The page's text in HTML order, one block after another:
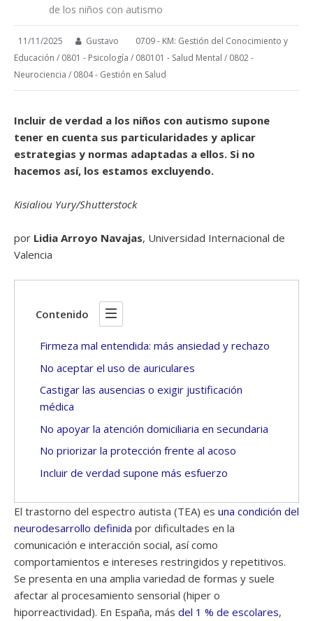
de los niños con autismo
11/11/2025 Gustavo
0709 - KM: Gestión del Conocimiento y
Educación / 0801 - Psicología / 080101 - Salud Mental / 0802 -
Neurociencia / 0804 - Gestión en Salud
Incluir de verdad a los niños con autismo supone
tener en cuenta sus particularidades y aplicar
estrategias y normas adaptadas a ellos. Si no
hacemos así, los estamos excluyendo.
Kisialiou Yury/Shutterstock
por Lidia Arroyo Navajas, Universidad Internacional de
Valencia
Contenido
Firmeza mal entendida: más ansiedad y rechazo
No aceptar el uso de auriculares
Castigar las ausencias o exigir justificación
médica
No apoyar la atención domiciliaria en secundaria
No priorizar la protección frente al acoso
Incluir de verdad supone más esfuerzo
El trastorno del espectro autista (TEA) es una condición del
neurodesarrollo definida por dificultades en la
comunicación e interacción social, así como
comportamientos e intereses restringidos y repetitivos.
Se presenta en una amplia variedad de formas y suele
afectar al procesamiento sensorial (hiper o
hiporreactividad). En España, más del 1 % de escolares,